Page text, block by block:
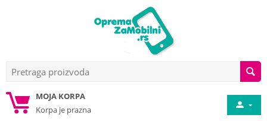
MOJA KORPA
Korpa je prazna